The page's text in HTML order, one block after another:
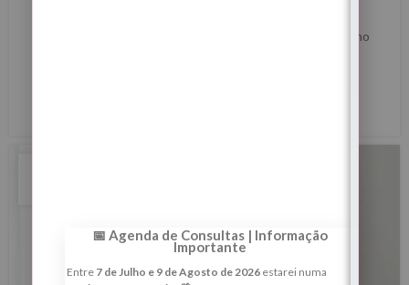
Portal Energético 4/4 de 2026 — Limpeza Espiritual, Fecho
📅 Agenda de Consultas | Informação
Importante
Entre 7 de Julho e 9 de Agosto de 2026estarei numa